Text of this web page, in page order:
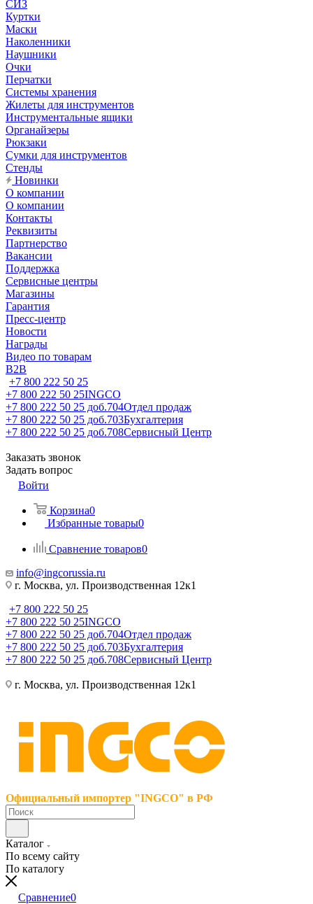
СИЗ
Куртки
Маски
Наколенники
Наушники
Очки
Перчатки
Системы хранения
Жилеты для инструментов
Инструментальные ящики
Органайзеры
Рюкзаки
Сумки для инструментов
Стенды
Новинки
О компании
О компании
Контакты
Реквизиты
Партнерство
Вакансии
Поддержка
Сервисные центры
Магазины
Гарантия
Пресс-центр
Новости
Награды
Видео по товарам
B2B
+7 800 222 50 25
+7 800 222 50 25INGCO
+7 800 222 50 25 доб.704Отдел продаж
+7 800 222 50 25 доб.703Бухгалтерия
+7 800 222 50 25 доб.708Сервисный Центр
Заказать звонок
Задать вопрос
Войти
Корзина0
Избранные товары0
Сравнение товаров0
info@ingcorussia.ru
г. Москва, ул. Производственная 12к1
+7 800 222 50 25
+7 800 222 50 25INGCO
+7 800 222 50 25 доб.704Отдел продаж
+7 800 222 50 25 доб.703Бухгалтерия
+7 800 222 50 25 доб.708Сервисный Центр
г. Москва, ул. Производственная 12к1
Официальный импортер "INGCO" в РФ
Каталог
По всему сайту
По каталогу
Сравнение0